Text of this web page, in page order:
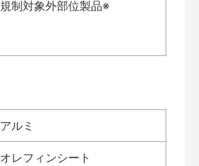
規制対象外部位製品※
アルミ
オレフィンシート